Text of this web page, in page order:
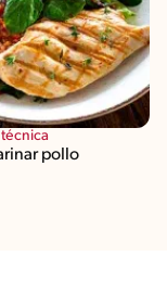
pollo